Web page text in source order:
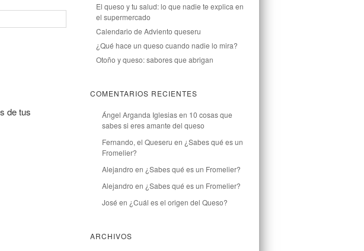
de tus
El queso y tu salud: lo que nadie te explica en
el supermercado
Calendario de Adviento queseru
¿Qué hace un queso cuando nadie lo mira?
Otoño y queso: sabores que abrigan
COMENTARIOS RECIENTES
Ángel Arganda Iglesiasen 10 cosas que
sabes si eres amante del queso
Fernando, el Queseru en ¿Sabes qué es un
Fromelier?
Alejandro en ¿Sabes qué es un Fromelier?
Alejandro en ¿Sabes qué es un Fromelier?
José en ¿Cuál es el origen del Queso?
ARCHIVOS